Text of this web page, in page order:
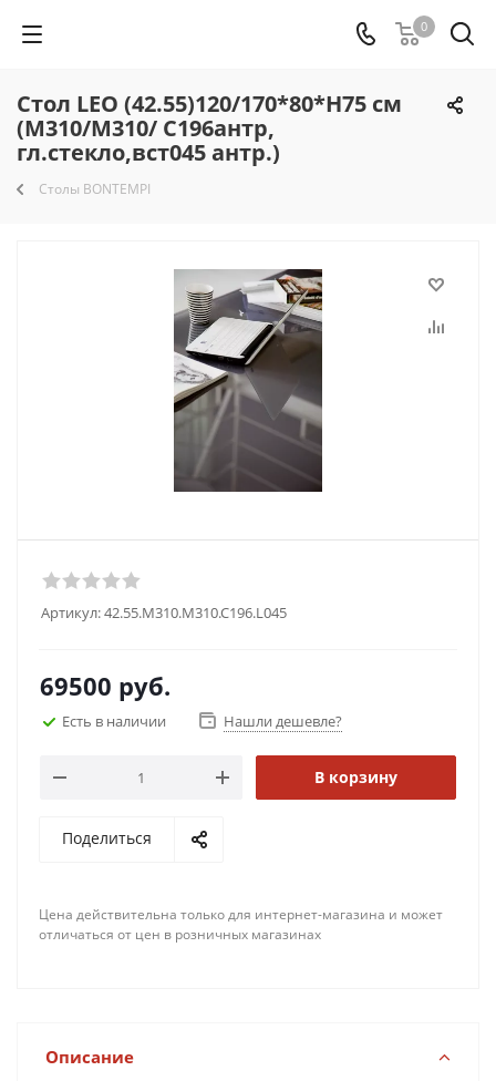
0
Стол LEO (42.55)120/170*80*Н75 см
(М310/M310/ С196антр,
гл.стекло,вст045 антр.)
Столы BONTEMPI
Артикул:42.55.M310.M310.C196.L045
69500 руб.
Есть в наличии Нашли дешевле?
В корзину
Поделиться
Цена действительна только для интернет-магазина и может
отличаться от цен в розничных магазинах
Описание